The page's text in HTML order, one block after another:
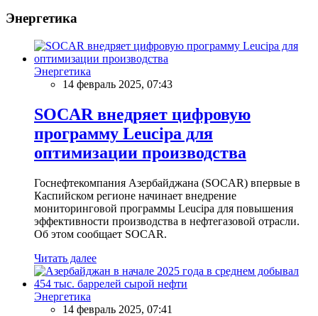
Энергетика
Энергетика
14 февраль 2025, 07:43
SOCAR внедряет цифровую
программу Leucipa для
оптимизации производства
Госнефтекомпания Азербайджана (SOCAR) впервые в
Каспийском регионе начинает внедрение
мониторинговой программы Leucipa для повышения
эффективности производства в нефтегазовой отрасли.
Об этом сообщает SOCAR.
Читать далее
Энергетика
14 февраль 2025, 07:41